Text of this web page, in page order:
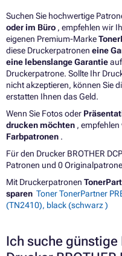
Suchen Sie hochwertige
oder im Büro , empfehlen wir
eigenen Premium-Marke
diese Druckerpatronen eine
eine lebenslange Garantie
Druckerpatrone. Sollte Ihr
nicht akzeptieren, können Sie
erstatten Ihnen das Geld.
Wenn Sie Fotos oder
drucken möchten ,
Farbpatronen .
Für den Drucker BROTHER
Patronen und 0
Mit Druckerpatronen
sparen Toner TonerPartner
(TN2410), black (schwarz )
Ich suche